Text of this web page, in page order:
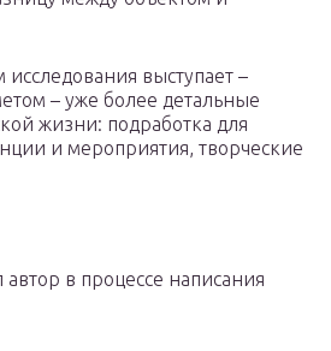
выступает –
– уже более детальные
жизни: подработка для
и мероприятия, творческие
в процессе написания